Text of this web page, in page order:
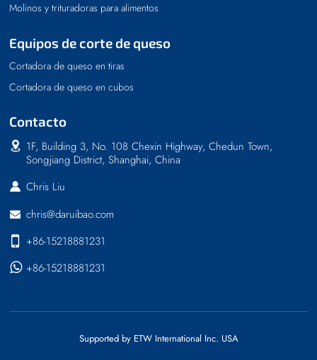
Molinos y trituradoras para alimentos
Equipos de corte de queso
Cortadora de queso en tiras
Cortadora de queso en cubos
Contacto
1F, Building 3, No. 108 Chexin Highway, Chedun Town,
Songjiang District, Shanghai, China
Chris Liu
chris@daruibao.com
+86-15218881231
+86-15218881231
Supported by ETW International Inc. USA